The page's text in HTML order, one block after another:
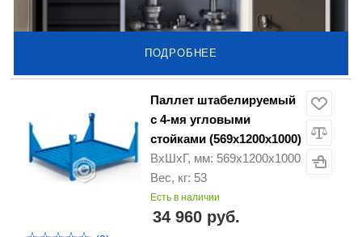
ПОДРОБНЕЕ
Паллет штабелируемый
с 4-мя угловыми
стойками (569х1200х1000)
ВхШхГ, мм: 569х1200х1000
Вес, кг: 53
Есть в наличии
34 960 руб.